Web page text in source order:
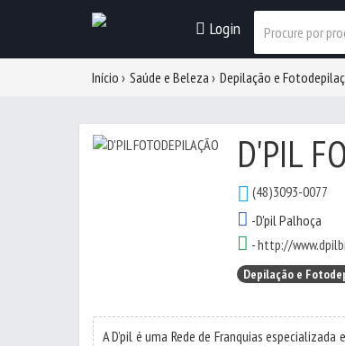
Login
Início Saúde e Beleza Depilação e
D'PIL
(48)3093-0077
-D'pil Palhoça
-http://
Depilação e
A D’pil é uma Rede de Franquias